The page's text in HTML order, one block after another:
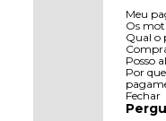
Meu
Os
Qual o
Posso
Por
Fechar